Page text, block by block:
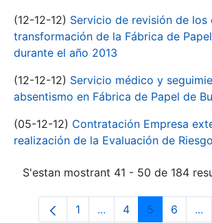
(12-12-12) Servicio de revisión de los
transformación de la Fábrica de
durante el año 2013
(12-12-12) Servicio médico y
absentismo en Fábrica de Papel de
(05-12-12) Contratación Empresa
realización de la Evaluación de
S'estan mostrant 41 - 50 de 184
Pàgina
1 ...Pàgines intermèdies
Pàgina
4 Pàgina
5 Pàgina
6 ...